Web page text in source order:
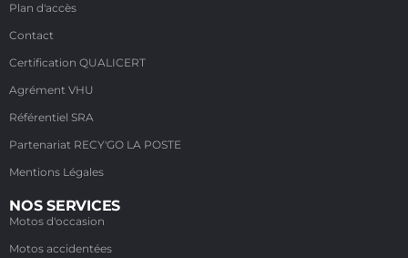
Plan d'accès
Contact
Certification QUALICERT
Agrément VHU
Référentiel SRA
Partenariat RECY'GO LA POSTE
Mentions Légales
NOS SERVICES
Motos d'occasion
Motos accidentées